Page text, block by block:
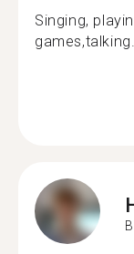
Singing,